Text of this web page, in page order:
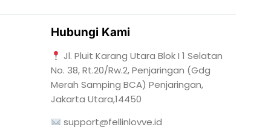
Hubungi Kami
Jl. Pluit Karang Utara Blok I 1 Selatan
No. 38, Rt.20/Rw.2, Penjaringan (Gdg
Merah Samping BCA) Penjaringan,
Jakarta Utara,14450
support@fellinlovve.id